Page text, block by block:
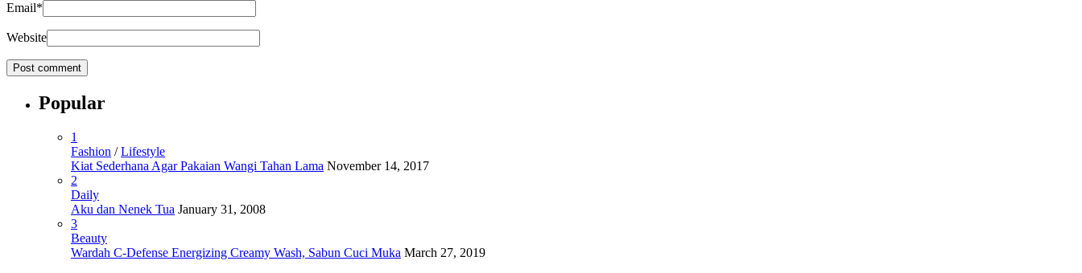
Email*
Website
Popular
1
Fashion /Lifestyle
Kiat Sederhana Agar Pakaian Wangi Tahan Lama November 14, 2017
2
Daily
Aku dan Nenek Tua January 31, 2008
3
Beauty
Wardah C-Defense Energizing Creamy Wash, Sabun Cuci Muka March 27, 2019